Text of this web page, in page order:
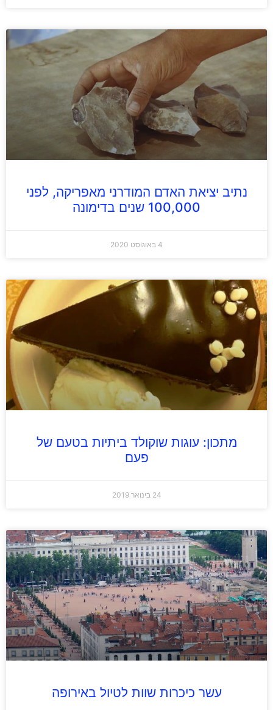
נתיב יציאת האדם המודרני מאפריקה, לפני
100,000 שנים בדימונה
4 באוגוסט 2020
מתכון: עוגות שוקולד ביתיות בטעם של
פעם
24 בינואר 2019
עשר כיכרות שוות לטיול באירופה